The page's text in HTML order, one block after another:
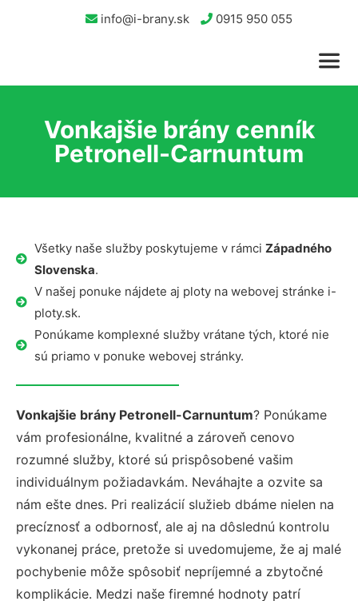
info@i-brany.sk 0915 950 055
Vonkajšie brány cenník
Petronell-Carnuntum
Všetky naše služby poskytujeme v rámci Západného
Slovenska.
V našej ponuke nájdete aj ploty na webovej stránke i-
ploty.sk.
Ponúkame komplexné služby vrátane tých, ktoré nie
sú priamo v ponuke webovej stránky.
Vonkajšie brány Petronell-Carnuntum? Ponúkame
vám profesionálne, kvalitné a zároveň cenovo
rozumné služby, ktoré sú prispôsobené vašim
individuálnym požiadavkám. Neváhajte a ozvite sa
nám ešte dnes. Pri realizácií služieb dbáme nielen na
precíznosť a odbornosť, ale aj na dôslednú kontrolu
vykonanej práce, pretože si uvedomujeme, že aj malé
pochybenie môže spôsobiť nepríjemné a zbytočné
komplikácie. Medzi naše firemné hodnoty patrí